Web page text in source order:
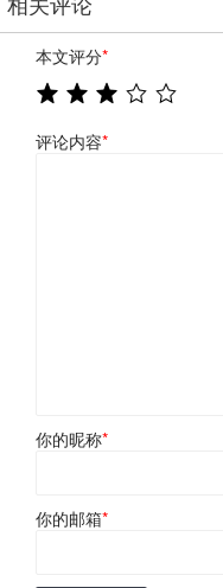
本文评分*
评论内容*
你的昵称*
你的邮箱*